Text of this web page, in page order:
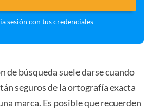
sesión con tus credenciales
de búsqueda suele darse cuando
seguros de la ortografía exacta
marca. Es posible que recuerden